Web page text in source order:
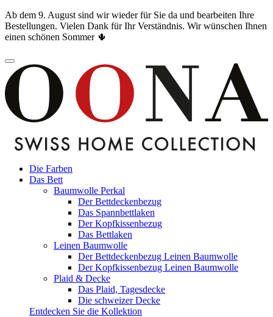
Ab dem 9. August sind wir wieder für Sie da und bearbeiten Ihre
Bestellungen. Vielen Dank für Ihr Verständnis. Wir wünschen Ihnen
einen schönen Sommer 🌵
Die Farben
Das Bett
Baumwolle Perkal
Der Bettdeckenbezug
Das Spannbettlaken
Der Kopfkissenbezug
Das Bettlaken
Leinen Baumwolle
Der Bettdeckenbezug Leinen Baumwolle
Der Kopfkissenbezug Leinen Baumwolle
Plaid & Decke
Das Plaid, Tagesdecke
Die schweizer Decke
Entdecken Sie die Kollektion